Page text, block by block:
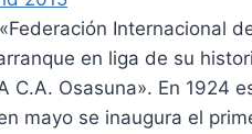
Internacional
en liga de su
C.A. Osasuna». En 1924
mayo se inaugura el